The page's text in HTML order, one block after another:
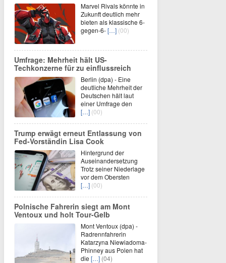
Marvel Rivals könnte in
Zukunft deutlich mehr
bieten als klassische 6-
gegen-6-[…] (00)
Umfrage: Mehrheit hält US-
Techkonzerne für zu einflussreich
Berlin (dpa) - Eine
deutliche Mehrheit der
Deutschen hält laut
einer Umfrage den
[…] (00)
Trump erwägt erneut Entlassung von
Fed-Vorständin Lisa Cook
Hintergrund der
Auseinandersetzung
Trotz seiner Niederlage
vor dem Obersten
[…] (00)
Polnische Fahrerin siegt am Mont
Ventoux und holt Tour-Gelb
Mont Ventoux (dpa) -
Radrennfahrerin
Katarzyna Niewiadoma-
Phinney aus Polen hat
die […] (04)